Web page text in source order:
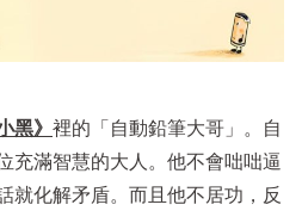
黑》 裡的「自動鉛筆大哥」。自
充滿智慧的大人。他不會咄咄逼
就化解矛盾。而且他不居功，反